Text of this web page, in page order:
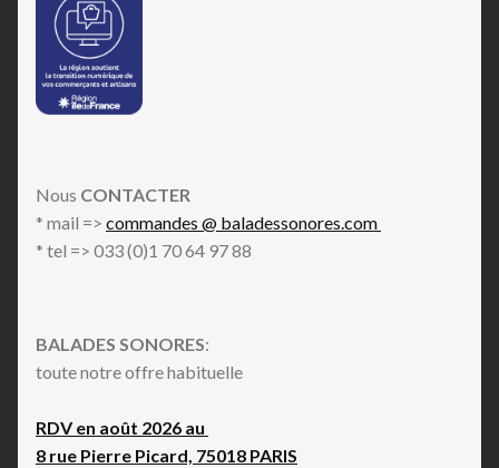
Nous CONTACTER
* mail => commandes @ baladessonores.com
* tel => 033 (0)1 70 64 97 88
BALADES SONORES:
toute notre offre habituelle
RDV en août 2026 au
8 rue Pierre Picard, 75018 PARIS